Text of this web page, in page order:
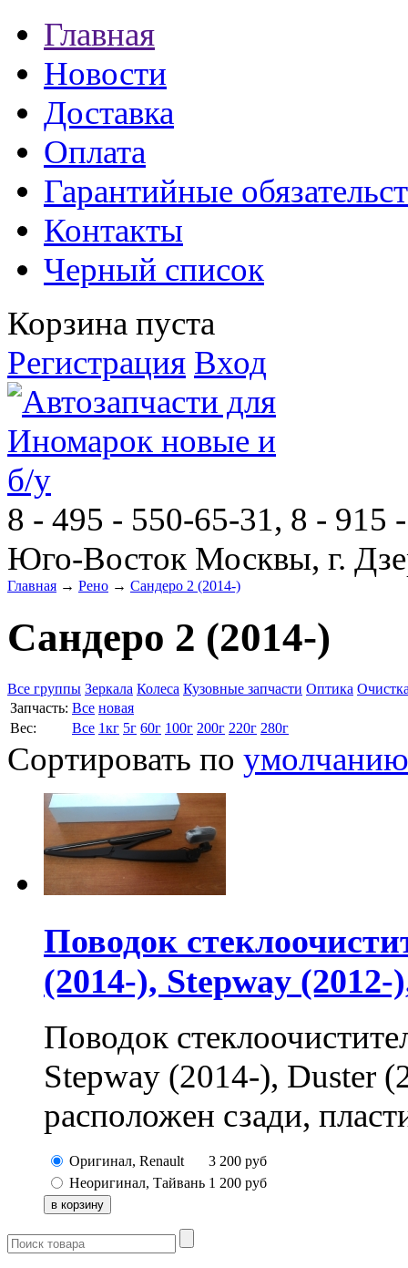
Главная
Новости
Доставка
Оплата
Гарантийные
Контакты
Черный список
Корзина пуста
Регистрация Вход
8 - 495 - 550-65-31, 8 - 915
Юго-Восток Москвы, г.
Главная → Рено → Сандеро 2 (2014-)
Сандеро 2 (2014-)
Все группы Зеркала Колеса Кузовные запчасти Оптика
Запчасть: Все новая
Вес:
Все 1кг 5г 60г 100г 200г 220г 280г
Сортировать по умолчанию
Поводок
(2014-), Stepway
Поводок
Stepway (2014-), Duster
расположен сзади,
Оригинал, Renault 3 200 руб
Неоригинал, Тайвань 1 200 руб